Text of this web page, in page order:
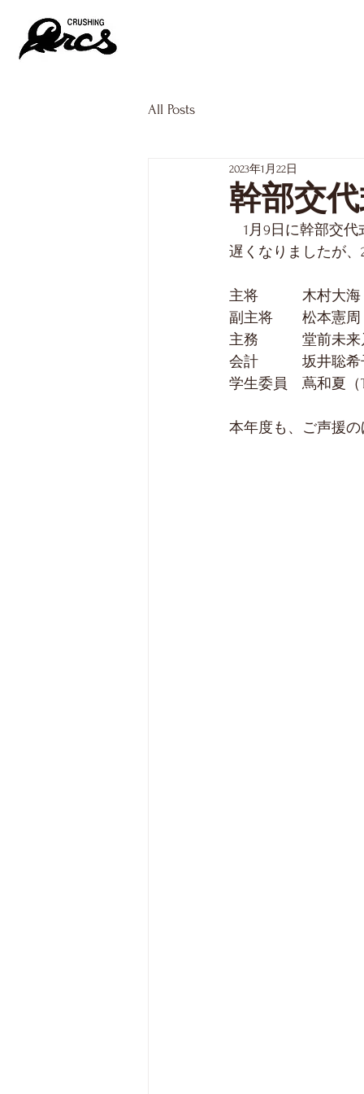
All Posts
幹部交
2023年1月22日
1月9日に幹部交代
遅くなりましたが
主将　　　木村大海
副主将　　松本憲周
主務　　　堂前未来
会計　　　坂井聡希
学生委員　蔦和夏（
本年度も、ご声援